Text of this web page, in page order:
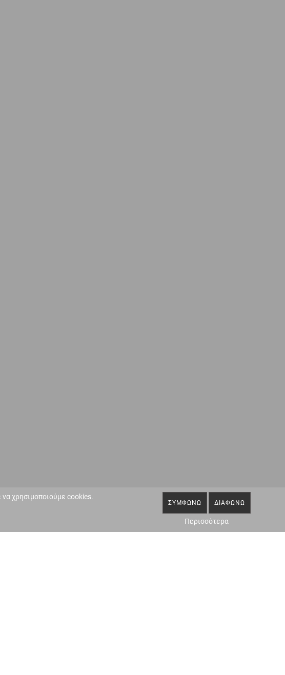
χρησιμοποιούμε cookies.
ΣΥΜΦΩΝΏ ΔΙΑΦΩΝΏ
Περισσότερα